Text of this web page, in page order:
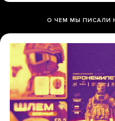
О ЧЕМ МЫ ПИСАЛИ